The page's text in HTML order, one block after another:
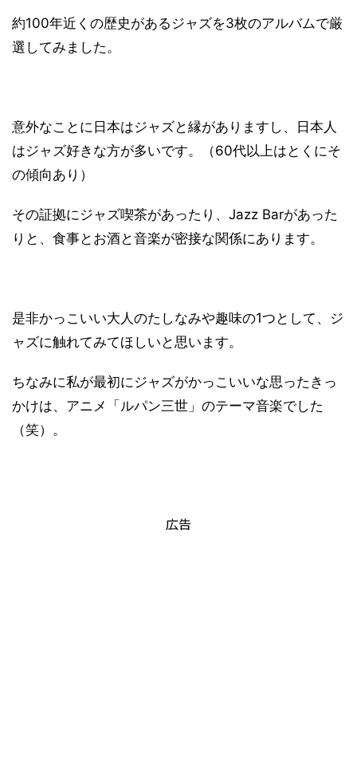
約100年近くの歴史があるジャズを3枚のアルバムで厳
選してみました。
意外なことに日本はジャズと縁がありますし、日本人
はジャズ好きな方が多いです。（60代以上はとくにそ
の傾向あり）
その証拠にジャズ喫茶があったり、Jazz Barがあった
りと、食事とお酒と音楽が密接な関係にあります。
是非かっこいい大人のたしなみや趣味の1つとして、ジ
ャズに触れてみてほしいと思います。
ちなみに私が最初にジャズがかっこいいな思ったきっ
かけは、アニメ「ルパン三世」のテーマ音楽でした
（笑）。
広告